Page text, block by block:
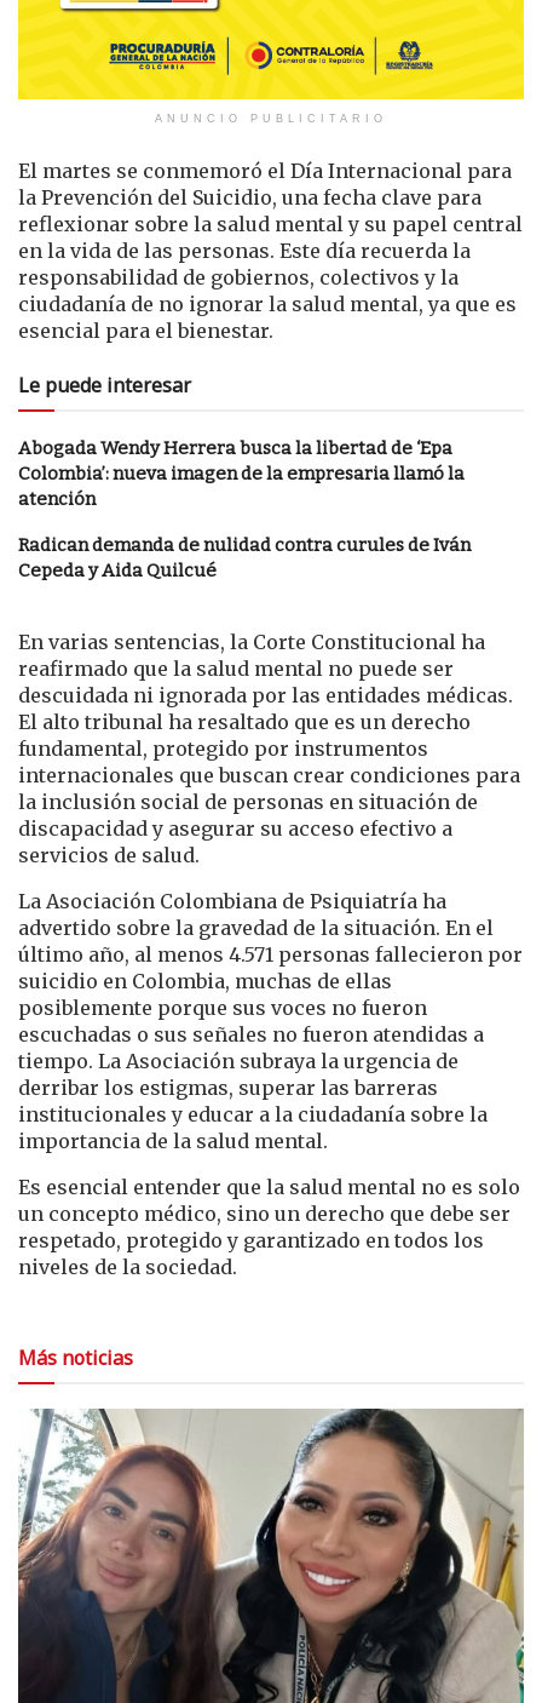
ANUNCIO PUBLICITARIO
El martes se conmemoró el Día Internacional para
la Prevención del Suicidio, una fecha clave para
reflexionar sobre la salud mental y su papel central
en la vida de las personas. Este día recuerda la
responsabilidad de gobiernos, colectivos y la
ciudadanía de no ignorar la salud mental, ya que es
esencial para el bienestar.
Le puede interesar
Abogada Wendy Herrera busca la libertad de ‘Epa
Colombia’: nueva imagen de la empresaria llamó la
atención
Radican demanda de nulidad contra curules de Iván
Cepeda y Aida Quilcué
En varias sentencias, la Corte Constitucional ha
reafirmado que la salud mental no puede ser
descuidada ni ignorada por las entidades médicas.
El alto tribunal ha resaltado que es un derecho
fundamental, protegido por instrumentos
internacionales que buscan crear condiciones para
la inclusión social de personas en situación de
discapacidad y asegurar su acceso efectivo a
servicios de salud.
La Asociación Colombiana de Psiquiatría ha
advertido sobre la gravedad de la situación. En el
último año, al menos 4.571 personas fallecieron por
suicidio en Colombia, muchas de ellas
posiblemente porque sus voces no fueron
escuchadas o sus señales no fueron atendidas a
tiempo. La Asociación subraya la urgencia de
derribar los estigmas, superar las barreras
institucionales y educar a la ciudadanía sobre la
importancia de la salud mental.
Es esencial entender que la salud mental no es solo
un concepto médico, sino un derecho que debe ser
respetado, protegido y garantizado en todos los
niveles de la sociedad.
Más noticias